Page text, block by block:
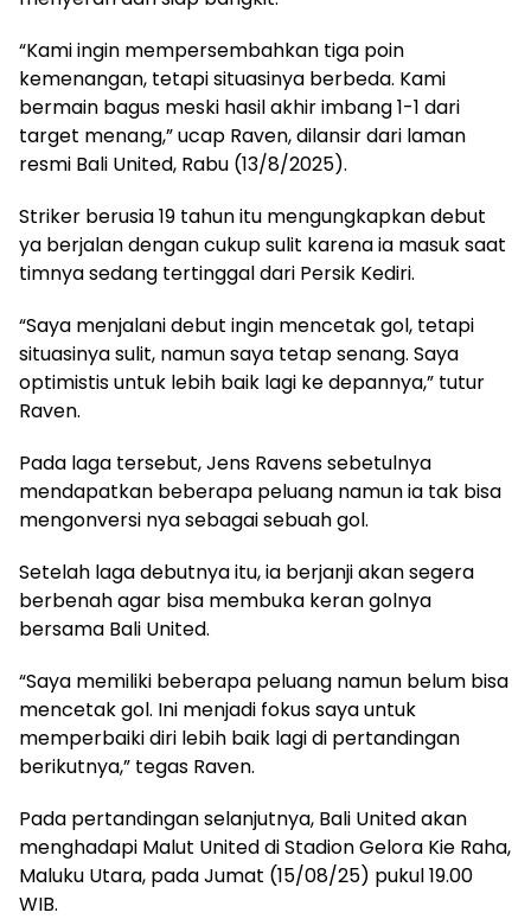
“Kami ingin mempersembahkan tiga poin
kemenangan, tetapi situasinya berbeda. Kami
bermain bagus meski hasil akhir imbang 1-1 dari
target menang,” ucap Raven, dilansir dari laman
resmi Bali United, Rabu (13/8/2025).
Striker berusia 19 tahun itu mengungkapkan debut
ya berjalan dengan cukup sulit karena ia masuk saat
timnya sedang tertinggal dari Persik Kediri.
“Saya menjalani debut ingin mencetak gol, tetapi
situasinya sulit, namun saya tetap senang. Saya
optimistis untuk lebih baik lagi ke depannya,” tutur
Raven.
Pada laga tersebut, Jens Ravens sebetulnya
mendapatkan beberapa peluang namun ia tak bisa
mengonversi nya sebagai sebuah gol.
Setelah laga debutnya itu, ia berjanji akan segera
berbenah agar bisa membuka keran golnya
bersama Bali United.
“Saya memiliki beberapa peluang namun belum bisa
mencetak gol. Ini menjadi fokus saya untuk
memperbaiki diri lebih baik lagi di pertandingan
berikutnya,” tegas Raven.
Pada pertandingan selanjutnya, Bali United akan
menghadapi Malut United di Stadion Gelora Kie Raha,
Maluku Utara, pada Jumat (15/08/25) pukul 19.00
WIB.